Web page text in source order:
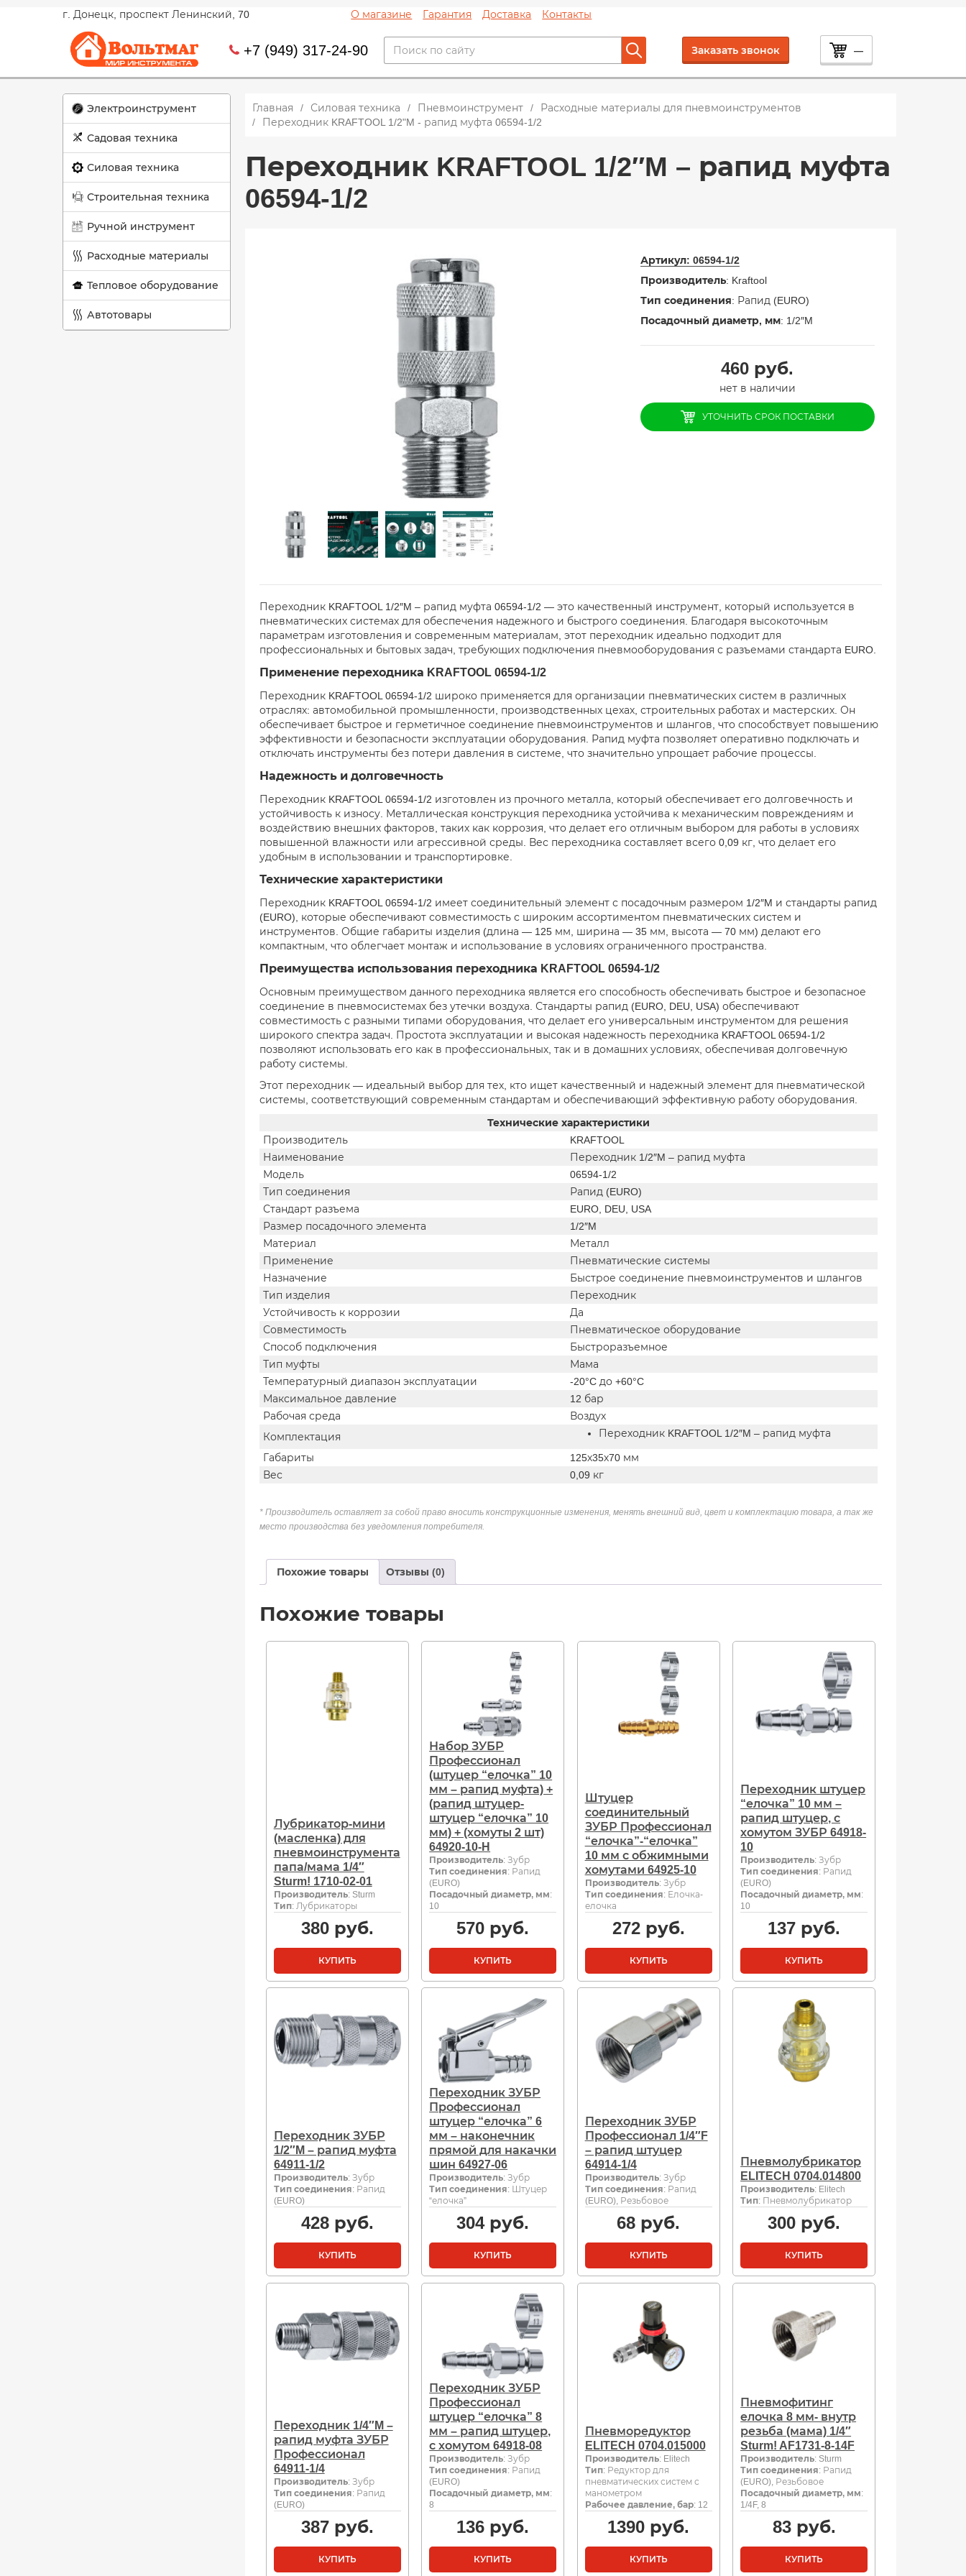
г. Донецк, проспект Ленинский, 70 О магазине Гарантия Доставка Контакты
+7 (949) 317-24-90 Заказать звонок —
Электроинструмент
Садовая техника
Силовая техника
Строительная техника
Ручной инструмент
Расходные материалы
Тепловое оборудование
Автотовары
Главная Силовая техника Пневмоинструмент
Расходные материалы для пневмоинструментов
Переходник KRAFTOOL 1/2"M - рапид муфта 06594-1/2
Переходник KRAFTOOL 1/2″M – рапид муфта
06594-1/2
Артикул: 06594-1/2
Производитель: Kraftool
Тип соединения: Рапид (EURO)
Посадочный диаметр, мм: 1/2″M
460 руб.
нет в наличии
УТОЧНИТЬ СРОК ПОСТАВКИ
Переходник KRAFTOOL 1/2″M – рапид муфта 06594-1/2 — это качественный инструмент, который используется в
пневматических системах для обеспечения надежного и быстрого соединения. Благодаря высокоточным
параметрам изготовления и современным материалам, этот переходник идеально подходит для
профессиональных и бытовых задач, требующих подключения пневмооборудования с разъемами стандарта EURO.
Применение переходника KRAFTOOL 06594-1/2
Переходник KRAFTOOL 06594-1/2 широко применяется для организации пневматических систем в различных
отраслях: автомобильной промышленности, производственных цехах, строительных работах и мастерских. Он
обеспечивает быстрое и герметичное соединение пневмоинструментов и шлангов, что способствует повышению
эффективности и безопасности эксплуатации оборудования. Рапид муфта позволяет оперативно подключать и
отключать инструменты без потери давления в системе, что значительно упрощает рабочие процессы.
Надежность и долговечность
Переходник KRAFTOOL 06594-1/2 изготовлен из прочного металла, который обеспечивает его долговечность и
устойчивость к износу. Металлическая конструкция переходника устойчива к механическим повреждениям и
воздействию внешних факторов, таких как коррозия, что делает его отличным выбором для работы в условиях
повышенной влажности или агрессивной среды. Вес переходника составляет всего 0,09 кг, что делает его
удобным в использовании и транспортировке.
Технические характеристики
Переходник KRAFTOOL 06594-1/2 имеет соединительный элемент с посадочным размером 1/2″M и стандарты рапид
(EURO), которые обеспечивают совместимость с широким ассортиментом пневматических систем и
инструментов. Общие габариты изделия (длина — 125 мм, ширина — 35 мм, высота — 70 мм) делают его
компактным, что облегчает монтаж и использование в условиях ограниченного пространства.
Преимущества использования переходника KRAFTOOL 06594-1/2
Основным преимуществом данного переходника является его способность обеспечивать быстрое и безопасное
соединение в пневмосистемах без утечки воздуха. Стандарты рапид (EURO, DEU, USA) обеспечивают
совместимость с разными типами оборудования, что делает его универсальным инструментом для решения
широкого спектра задач. Простота эксплуатации и высокая надежность переходника KRAFTOOL 06594-1/2
позволяют использовать его как в профессиональных, так и в домашних условиях, обеспечивая долговечную
работу системы.
Этот переходник — идеальный выбор для тех, кто ищет качественный и надежный элемент для пневматической
системы, соответствующий современным стандартам и обеспечивающий эффективную работу оборудования.
Технические характеристики
Производитель
KRAFTOOL
Наименование
Переходник 1/2″M – рапид муфта
Модель
06594-1/2
Тип соединения
Рапид (EURO)
Стандарт разъема
EURO, DEU, USA
Размер посадочного элемента
1/2″M
Материал
Металл
Применение
Пневматические системы
Назначение
Быстрое соединение пневмоинструментов и шлангов
Тип изделия
Переходник
Устойчивость к коррозии
Да
Совместимость
Пневматическое оборудование
Способ подключения
Быстроразъемное
Тип муфты
Мама
Температурный диапазон эксплуатации
-20°C до +60°C
Максимальное давление
12 бар
Рабочая среда
Воздух
Комплектация
Переходник KRAFTOOL 1/2″M – рапид муфта
Габариты
125х35х70 мм
Вес
0,09 кг
* Производитель оставляет за собой право вносить конструкционные изменения, менять внешний вид, цвет и комплектацию товара, а так же
место производства без уведомления потребителя.
Похожие товары Отзывы (0)
Похожие товары
Лубрикатор-мини
(масленка) для
пневмоинструмента
папа/мама 1/4″
Sturm! 1710-02-01
Производитель: Sturm
Тип: Лубрикаторы
380руб.
КУПИТЬ
Набор ЗУБР
Профессионал
(штуцер “елочка” 10
мм – рапид муфта) +
(рапид штуцер-
штуцер “елочка” 10
мм) + (хомуты 2 шт)
64920-10-H
Производитель: Зубр
Тип соединения: Рапид
(EURO)
Посадочный диаметр, мм:
10
570 руб.
КУПИТЬ
Штуцер
соединительный
ЗУБР Профессионал
“елочка”-“елочка”
10 мм с обжимными
хомутами 64925-10
Производитель: Зубр
Тип соединения: Елочка-
елочка
272руб.
КУПИТЬ
Переходник штуцер
“елочка” 10 мм –
рапид штуцер, с
хомутом ЗУБР 64918-
10
Производитель: Зубр
Тип соединения: Рапид
(EURO)
Посадочный диаметр, мм:
10
137 руб.
КУПИТЬ
Переходник ЗУБР
1/2″M – рапид муфта
64911-1/2
Производитель: Зубр
Тип соединения: Рапид
(EURO)
428руб.
КУПИТЬ
Переходник ЗУБР
Профессионал
штуцер “елочка” 6
мм – наконечник
прямой для накачки
шин 64927-06
Производитель: Зубр
Тип соединения: Штуцер
“елочка”
304руб.
КУПИТЬ
Переходник ЗУБР
Профессионал 1/4″F
– рапид штуцер
64914-1/4
Производитель: Зубр
Тип соединения: Рапид
(EURO), Резьбовое
68 руб.
КУПИТЬ
Пневмолубрикатор
ELITECH 0704.014800
Производитель: Elitech
Тип: Пневмолубрикатор
300 руб.
КУПИТЬ
Переходник 1/4″M –
рапид муфта ЗУБР
Профессионал
64911-1/4
Производитель: Зубр
Тип соединения: Рапид
(EURO)
387руб.
КУПИТЬ
Переходник ЗУБР
Профессионал
штуцер “елочка” 8
мм – рапид штуцер,
с хомутом 64918-08
Производитель: Зубр
Тип соединения: Рапид
(EURO)
Посадочный диаметр, мм:
8
136 руб.
КУПИТЬ
Пневморедуктор
ELITECH 0704.015000
Производитель: Elitech
Тип: Редуктор для
пневматических систем с
манометром
Рабочее давление, бар: 12
1390 руб.
КУПИТЬ
Пневмофитинг
елочка 8 мм- внутр
резьба (мама) 1/4″
Sturm! AF1731-8-14F
Производитель: Sturm
Тип соединения: Рапид
(EURO), Резьбовое
Посадочный диаметр, мм:
1/4F, 8
83руб.
КУПИТЬ